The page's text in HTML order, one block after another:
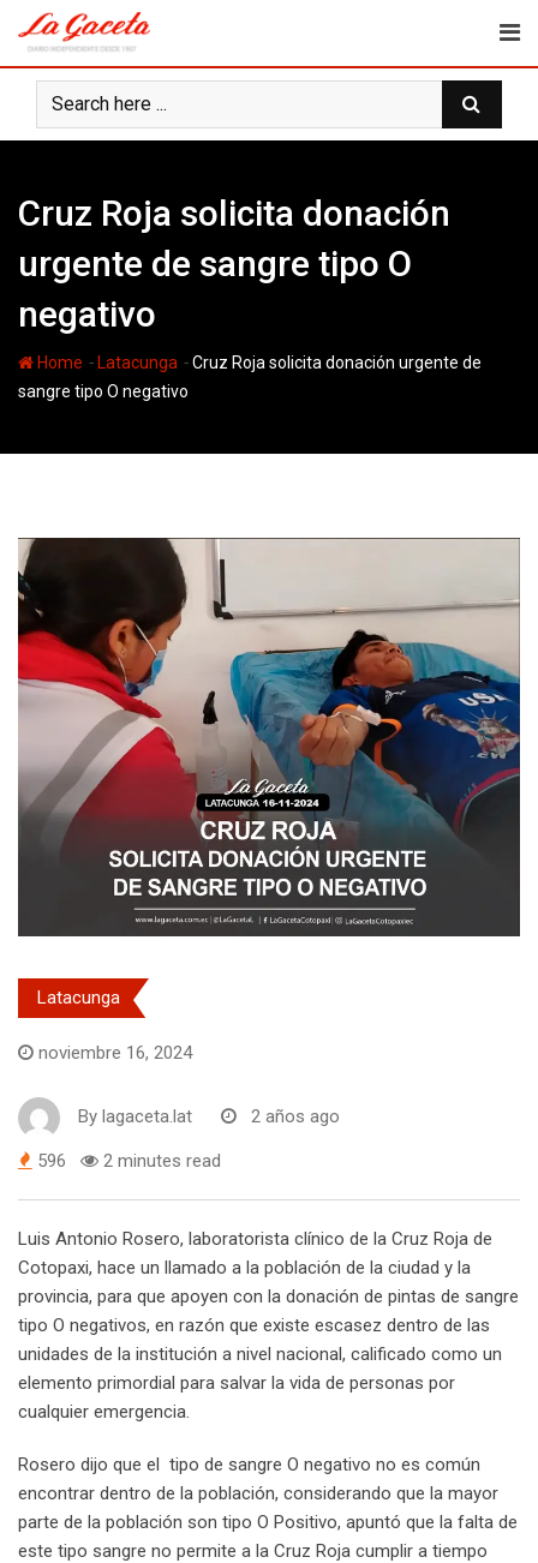
content
Cruz Roja solicita donación
urgente de sangre tipo O
negativo
Home - Latacunga -Cruz Roja solicita donación urgente de
sangre tipo O negativo
Latacunga
noviembre 16, 2024
By lagaceta.lat 2 años ago
596 2 minutes read
Luis Antonio Rosero, laboratorista clínico de la Cruz Roja de
Cotopaxi, hace un llamado a la población de la ciudad y la
provincia, para que apoyen con la donación de pintas de sangre
tipo O negativos, en razón que existe escasez dentro de las
unidades de la institución a nivel nacional, calificado como un
elemento primordial para salvar la vida de personas por
cualquier emergencia.
Rosero dijo que el tipo de sangre O negativo no es común
encontrar dentro de la población, considerando que la mayor
parte de la población son tipo O Positivo, apuntó que la falta de
este tipo sangre no permite a la Cruz Roja cumplir a tiempo